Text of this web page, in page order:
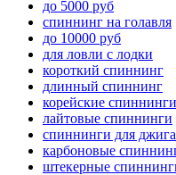
до 5000 руб
спиннинг на голавля
до 10000 руб
для ловли с лодки
короткий спиннинг
длинный спиннинг
корейские спиннинги
лайтовые спиннинги
спиннинги для джига
карбоновые
штекерные